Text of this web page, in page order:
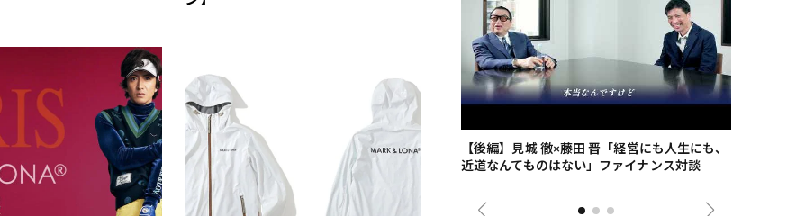
歌舞伎俳優・尾上右近が休息を過ごした、海最
前列ホテル「UMITO 熱海 別邸」
【後編】見城 徹×藤田 晋「経営にも人生にも、
近道なんてものはない」ファイナンス対談